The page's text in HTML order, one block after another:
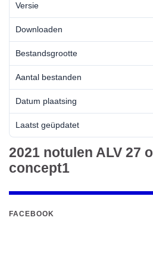
Versie
Downloaden
Bestandsgrootte
Aantal bestanden
Datum plaatsing
Laatst geüpdatet
2021 notulen ALV 27
concept1
FACEBOOK